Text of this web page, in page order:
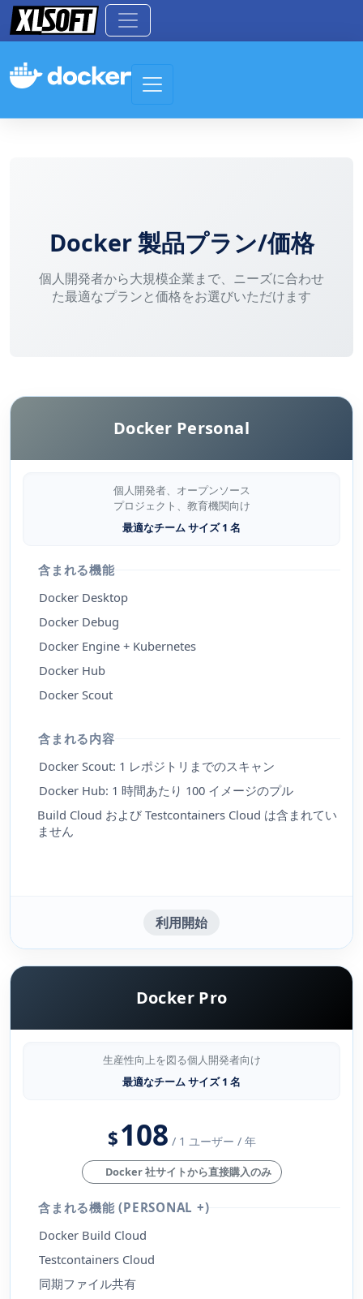
Toggle navigation
Docker 製品プラン/価格
個人開発者から大規模企業まで、ニーズに合わせ
た最適なプランと価格をお選びいただけます
Docker Personal
個人開発者、オープンソース
プロジェクト、教育機関向け
最適なチーム サイズ 1 名
含まれる機能
Docker Desktop
Docker Debug
Docker Engine + Kubernetes
Docker Hub
Docker Scout
含まれる内容
Docker Scout: 1 レポジトリまでのスキャン
Docker Hub: 1 時間あたり 100 イメージのプル
Build Cloud および Testcontainers Cloud は含まれてい
ません
利用開始
Docker Pro
生産性向上を図る個人開発者向け
最適なチーム サイズ 1 名
$108 / 1 ユーザー / 年
Docker 社サイトから直接購入のみ
含まれる機能 (PERSONAL +)
Docker Build Cloud
Testcontainers Cloud
同期ファイル共有